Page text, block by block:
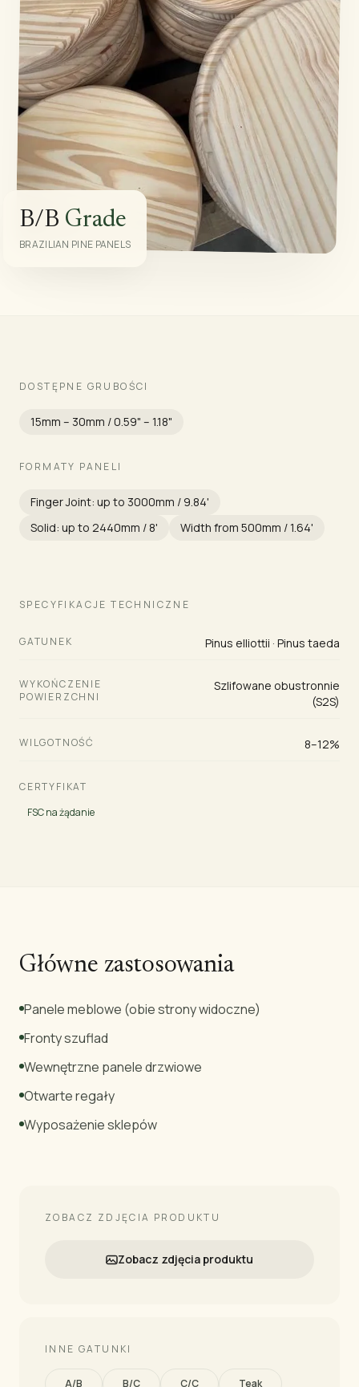
B/B Grade
BRAZILIAN PINE PANELS
DOSTĘPNE GRUBOŚCI
15mm – 30mm / 0.59" – 1.18"
FORMATY PANELI
Finger Joint: up to 3000mm / 9.84'
Solid: up to 2440mm / 8'
Width from 500mm / 1.64'
SPECYFIKACJE TECHNICZNE
GATUNEK Pinus elliottii · Pinus taeda
WYKOŃCZENIE
POWIERZCHNI
Szlifowane obustronnie
(S2S)
WILGOTNOŚĆ 8–12%
CERTYFIKAT
FSC na żądanie
Główne zastosowania
Panele meblowe (obie strony widoczne)
Fronty szuflad
Wewnętrzne panele drzwiowe
Otwarte regały
Wyposażenie sklepów
ZOBACZ ZDJĘCIA PRODUKTU
Zobacz zdjęcia produktu
INNE GATUNKI
A/B B/C C/C Teak